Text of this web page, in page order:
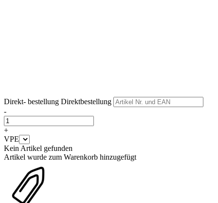
Direkt- bestellung Direktbestellung
-
+
VPE
Kein Artikel gefunden
Artikel wurde zum Warenkorb hinzugefügt